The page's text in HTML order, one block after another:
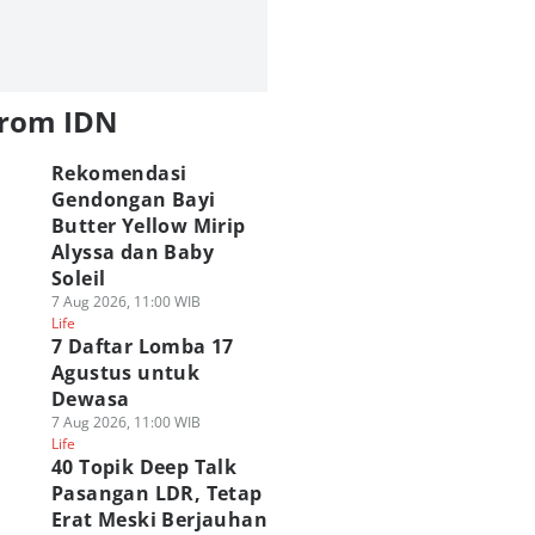
IDN
Rekomendasi
Gendongan Bayi
Butter Yellow Mirip
Alyssa dan Baby
Soleil
7 Aug 2026, 11:00 WIB
Life
7 Daftar Lomba 17
Agustus untuk
Dewasa
7 Aug 2026, 11:00 WIB
Life
40 Topik Deep Talk
Pasangan LDR, Tetap
Erat Meski Berjauhan